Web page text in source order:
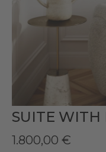
SUITE
1.800,00 €